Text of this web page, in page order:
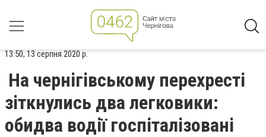
13:50, 13 серпня 2020 р.
На чернігівському перехресті
зіткнулись два легковики:
обидва водії госпіталізовані